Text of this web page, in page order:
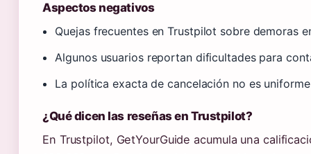
Aspectos negativos
Quejas frecuentes en Trustpilot sobre demoras
Algunos usuarios reportan dificultades para
La política exacta de cancelación no es
¿Qué dicen las reseñas en Trustpilot?
En Trustpilot, GetYourGuide acumula una